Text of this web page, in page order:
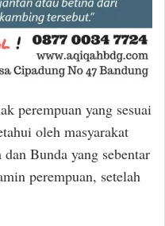
perempuan yang sesuai
oleh masyarakat
Bunda yang sebentar
perempuan, setelah